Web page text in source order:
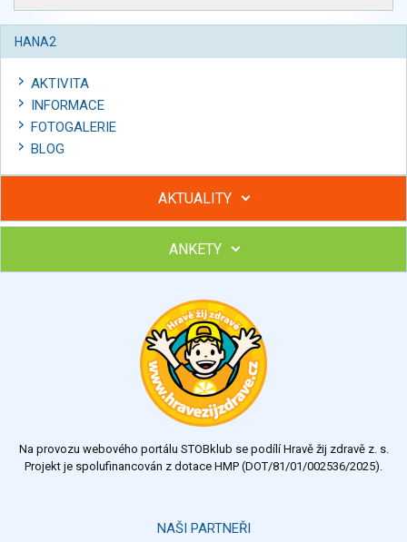
HANA2
AKTIVITA
INFORMACE
FOTOGALERIE
BLOG
AKTUALITY
Hubněte s podporou lektorky a skupiny v kurzech STOBu
Chcete poradit s hubnutím? Najděte si odborníka STOBu ve
ANKETY
Výsledky Všechny ankety
Na provozu webového portálu STOBklub se podílí Hravě žij zdravě z. s.
Projekt je spolufinancován z dotace HMP (DOT/81/01/002536/2025).
NAŠI PARTNEŘI